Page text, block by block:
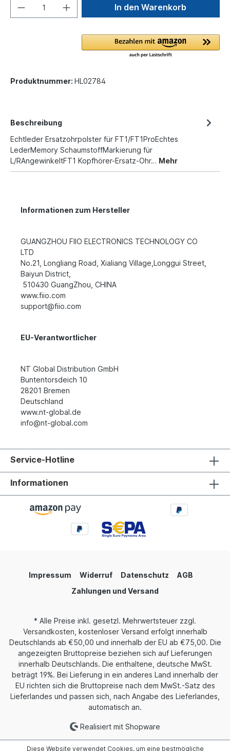
In den Warenkorb
Produktnummer: HL02784
Beschreibung
Echtleder Ersatzohrpolster für FT1/FT1ProEchtes
LederMemory SchaumstoffMarkierung für
L/RAngewinkeltFT1 Kopfhörer-Ersatz-Ohr… Mehr
Informationen zum Hersteller
GUANGZHOU FIIO ELECTRONICS TECHNOLOGY CO
LTD
No.21, Longliang Road, Xialiang Village,Longgui Street,
Baiyun District,
510430 GuangZhou, CHINA
www.fiio.com
support@fiio.com
EU-Verantwortlicher
NT Global Distribution GmbH
Buntentorsdeich 10
28201 Bremen
Deutschland
www.nt-global.de
info@nt-global.com
Service-Hotline
Informationen
Impressum Widerruf Datenschutz
AGB
Zahlungen und Versand
* Alle Preise inkl. gesetzl. Mehrwertsteuer zzgl.
Versandkosten , kostenloser Versand erfolgt innerhalb
Deutschlands ab €50,00 und innerhalb der EU ab €75,00. Die
angezeigten Bruttopreise beziehen sich auf Lieferungen
innerhalb Deutschlands. Die enthaltene, deutsche MwSt.
beträgt 19%. Bei Lieferung in ein anderes Land innerhalb der
EU richten sich die Bruttopreise nach dem MwSt.-Satz des
Lieferlandes und passen sich, nach Angabe des Lieferlandes,
automatisch an.
Realisiert mit Shopware
Diese Website verwendet Cookies, um eine bestmögliche